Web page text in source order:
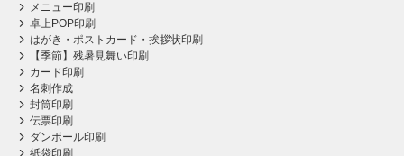
メニュー印刷
卓上POP印刷
はがき・ポストカード・挨拶状印刷
【季節】残暑見舞い印刷
カード印刷
名刺作成
封筒印刷
伝票印刷
ダンボール印刷
紙袋印刷